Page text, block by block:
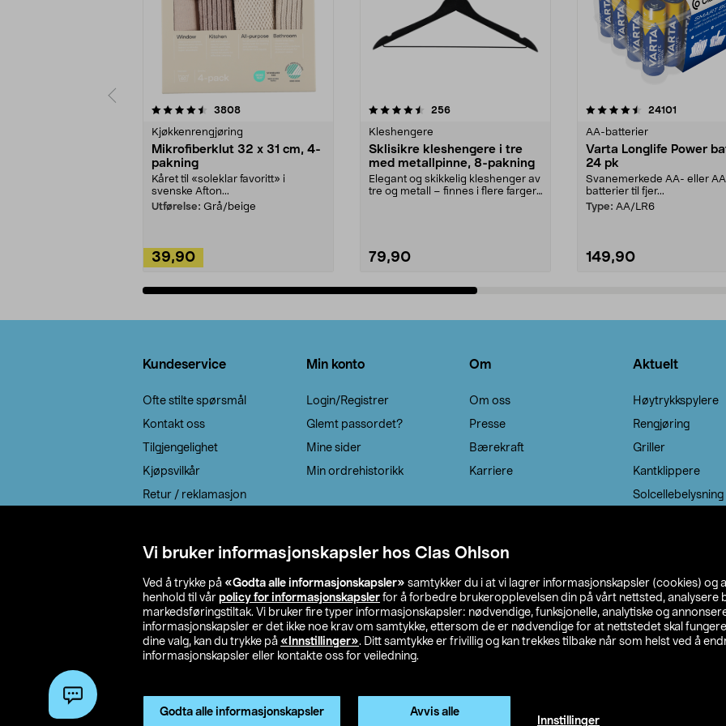
Vi bruker informasjonskapsler hos Clas Ohlson
Ved å trykke på «Godta alle informasjonskapsler» samtykker du i at vi lagrer informasjonskapsler (cookies) og
henhold til vår policy for informasjonskapsler for å forbedre brukeropplevelsen din på vårt nettsted, analysere
markedsføringstiltak. Vi bruker fire typer informasjonskapsler: nødvendige, funksjonelle, analytiske og
informasjonskapsler er det ikke noe krav om samtykke, ettersom de er nødvendige for at nettstedet skal
dine valg, kan du trykke på «Innstillinger». Ditt samtykke er frivillig og kan trekkes tilbake når som helst ved å
informasjonskapsler eller kontakte oss for veiledning.
Godta alle informasjonskapsler Avvis alle
Innstillinger
3808anmeldelser
Kjøkkenrengjøring
Mikrofiberklut 32 x 31 cm, 4-
pakning
Kåret til «soleklar favoritt» i
svenske Afton...
Utførelse: Grå/beige
39,90
4.5av 5 stjerner 256anmeldelser
Kleshengere
Sklisikre kleshengere i tre
med metallpinne, 8-pakning
Elegant og skikkelig kleshenger av
tre og metall – finnes i flere farger.
79,90
4.5av 5 stjerner 24101
AA-batterier
Varta Longlife Power
24 pk
Svanemerkede AA- eller
batterier til fjer...
Type: AA/LR6
149,90
4.5av 5 stjerner
Kundeservice
Ofte stilte spørsmål
Kontakt oss
Tilgjengelighet
Kjøpsvilkår
Retur / reklamasjon
Min konto
Login/Registrer
Glemt passordet?
Mine sider
Min ordrehistorikk
Om
Om oss
Presse
Bærekraft
Karriere
Aktuelt
Høytrykkspylere
Rengjøring
Griller
Kantklippere
Solcellebelysning